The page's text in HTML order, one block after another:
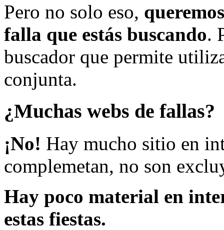
Pero no solo eso,
falla que estás buscando.
buscador que permite
conjunta.
¿Muchas webs de fallas?
¡No! Hay mucho sitio en
complemetan, no son
Hay poco material en
estas fiestas.